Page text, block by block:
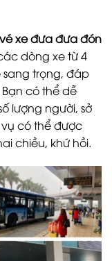
vé xe đưa đưa đón
dòng xe từ 4
sang trọng, đáp
có thể dễ
lượng người, sở
có thể được
chiều, khứ hồi.